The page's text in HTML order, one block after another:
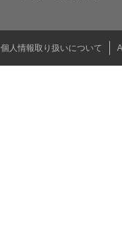
個人情報取り扱いについて